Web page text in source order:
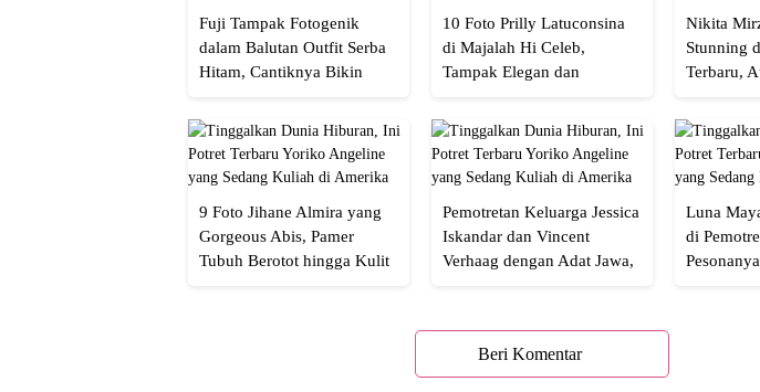
Fuji Tampak Fotogenik
dalam Balutan Outfit Serba
Hitam, Cantiknya Bikin
10 Foto Prilly Latuconsina
di Majalah Hi Celeb,
Tampak Elegan dan
Nikita
Stunning
Terbaru,
9 Foto Jihane Almira yang
Gorgeous Abis, Pamer
Tubuh Berotot hingga Kulit
Pemotretan Keluarga Jessica
Iskandar dan Vincent
Verhaag dengan Adat Jawa,
Luna
di
Beri Komentar